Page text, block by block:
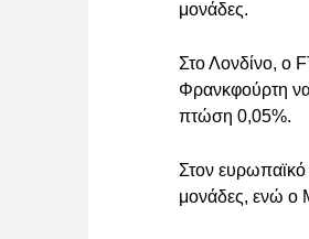
μονάδες.
Στο Λονδίνο, ο
Φρανκφούρτη
πτώση 0,05%.
Στον ευρωπαϊκό
μονάδες, ενώ ο